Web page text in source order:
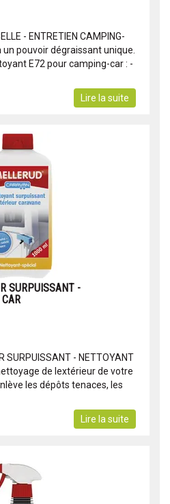
- ENTRETIEN CAMPING-
pouvoir dégraissant unique.
E72 pour camping-car : -
Lire la suite
SURPUISSANT -
SURPUISSANT - NETTOYANT
de lextérieur de votre
les dépôts tenaces, les
Lire la suite